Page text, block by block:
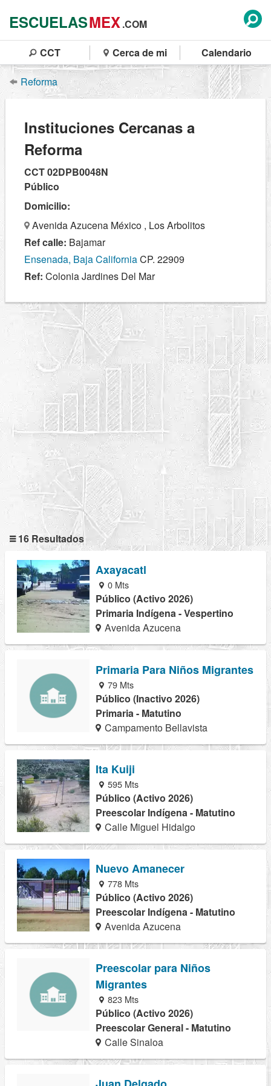
ESCUELASMEX.COM
CCT Cerca de mi Calendario
Reforma
Instituciones Cercanas a
Reforma
CCT 02DPB0048N
Público
Domicilio:
Avenida Azucena México , Los Arbolitos
Ref calle: Bajamar
Ensenada, Baja CaliforniaCP. 22909
Ref: Colonia Jardines Del Mar
16 Resultados
Axayacatl
0 Mts
Público (Activo 2026)
Primaria Indígena - Vespertino
Avenida Azucena
Primaria Para Niños Migrantes
79 Mts
Público (Inactivo 2026)
Primaria - Matutino
Campamento Bellavista
Ita Kuiji
595 Mts
Público (Activo 2026)
Preescolar Indígena - Matutino
Calle Miguel Hidalgo
Nuevo Amanecer
778 Mts
Público (Activo 2026)
Preescolar Indígena - Matutino
Avenida Azucena
Preescolar para Niños
Migrantes
823 Mts
Público (Activo 2026)
Preescolar General - Matutino
Calle Sinaloa